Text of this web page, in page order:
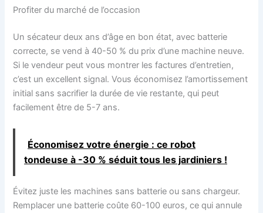
Profiter du marché de l’occasion
Un sécateur deux ans d’âge en bon état, avec batterie
correcte, se vend à 40-50 % du prix d’une machine neuve.
Si le vendeur peut vous montrer les factures d’entretien,
c’est un excellent signal. Vous économisez l’amortissement
initial sans sacrifier la durée de vie restante, qui peut
facilement être de 5-7 ans.
Économisez votre énergie : ce robot
tondeuse à -30 % séduit tous les jardiniers !
Évitez juste les machines sans batterie ou sans chargeur.
Remplacer une batterie coûte 60-100 euros, ce qui annule